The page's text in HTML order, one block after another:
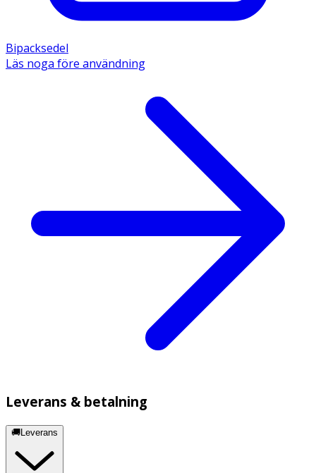
Bipacksedel
Läs noga före användning
Leverans & betalning
🚚Leverans